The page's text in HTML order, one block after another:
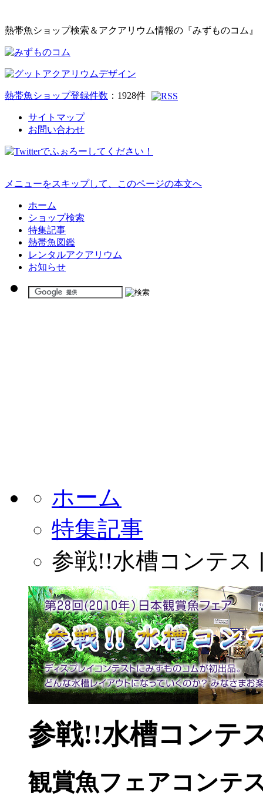
熱帯魚ショップ検索＆アクアリウム情報の『みずものコム』
熱帯魚ショップ登録件数 ： 1928件
サイトマップ
お問い合わせ
メニューをスキップして、このページの本文へ
ホーム
ショップ検索
特集記事
熱帯魚図鑑
レンタルアクアリウム
お知らせ
ホーム
特集記事
参戦!!水槽コンテス
参戦!!水槽コンテ
観賞魚フェアコン